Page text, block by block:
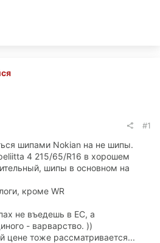
#1
шипами Nokian на не шипы.
4 215/65/R16 в хорошем
шипы в основном на
кроме WR
не въедешь в ЕС, а
- варварство. ))
цене тоже рассматривается...